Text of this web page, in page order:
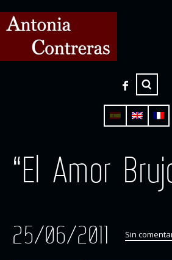
“El Amor
25/06/2011 Sin